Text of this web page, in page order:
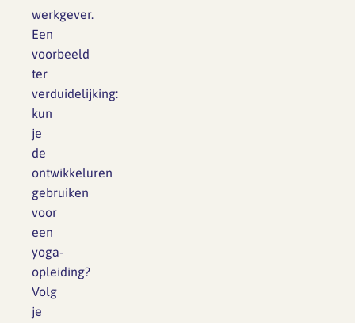
werkgever.
Een
voorbeeld
ter
verduidelijking:
kun
je
de
ontwikkeluren
gebruiken
voor
een
yoga-
opleiding?
Volg
je